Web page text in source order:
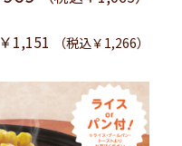
￥1,151 （税込￥1,266）